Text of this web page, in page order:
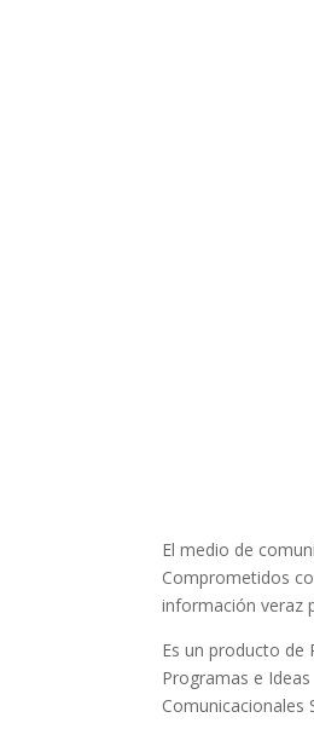
El medio de
Comprometidos
información veraz
Es un producto de
Programas e Ideas
Comunicacionales